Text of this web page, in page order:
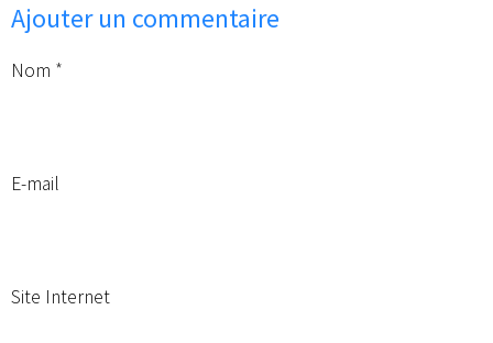
Ajouter un commentaire
Nom
E-mail
Site Internet